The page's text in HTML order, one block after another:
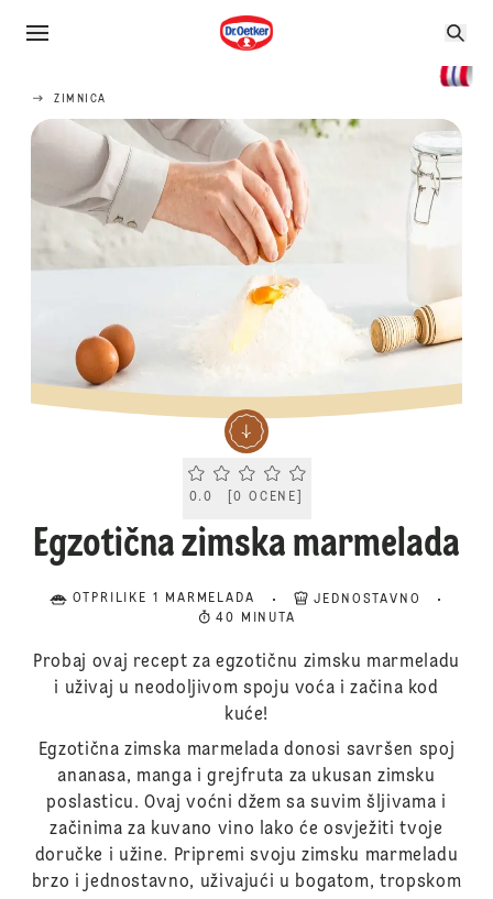
ZIMNICA
Current rating 0.0. Click to rate.
0.0 [0 OCENE
Egzotična zimska marmelada
OTPRILIKE 1 MARMELADA
JEDNOSTAVNO
40 MINUTA
Probaj ovaj recept za egzotičnu zimsku marmeladu
i uživaj u neodoljivom spoju voća i začina kod
kuće!
Egzotična zimska marmelada donosi savršen spoj
ananasa, manga i grejfruta za ukusan zimsku
poslasticu. Ovaj voćni džem sa suvim šljivama i
začinima za kuvano vino lako će osvježiti tvoje
doručke i užine. Pripremi svoju zimsku marmeladu
brzo i jednostavno, uživajući u bogatom, tropskom